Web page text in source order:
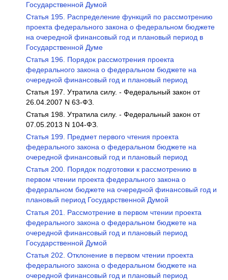
Государственной Думой
Статья 195. Распределение функций по рассмотрению
проекта федерального закона о федеральном бюджете
на очередной финансовый год и плановый период в
Государственной Думе
Статья 196. Порядок рассмотрения проекта
федерального закона о федеральном бюджете на
очередной финансовый год и плановый период
Статья 197. Утратила силу. - Федеральный закон от
26.04.2007 N 63-ФЗ.
Статья 198. Утратила силу. - Федеральный закон от
07.05.2013 N 104-ФЗ.
Статья 199. Предмет первого чтения проекта
федерального закона о федеральном бюджете на
очередной финансовый год и плановый период
Статья 200. Порядок подготовки к рассмотрению в
первом чтении проекта федерального закона о
федеральном бюджете на очередной финансовый год и
плановый период Государственной Думой
Статья 201. Рассмотрение в первом чтении проекта
федерального закона о федеральном бюджете на
очередной финансовый год и плановый период
Государственной Думой
Статья 202. Отклонение в первом чтении проекта
федерального закона о федеральном бюджете на
очередной финансовый год и плановый период